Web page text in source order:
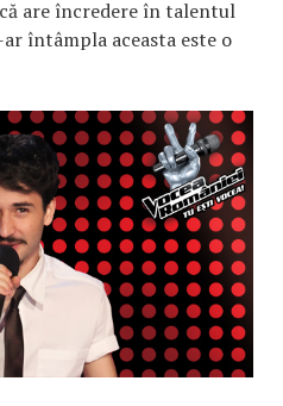
are încredere în talentul
întâmpla aceasta este o